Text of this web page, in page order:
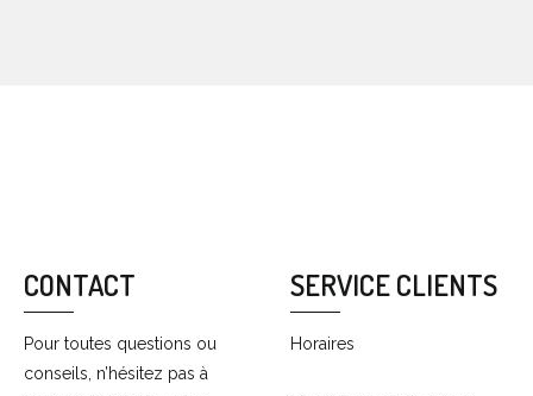
CONTACT
Pour toutes questions ou
conseils, n’hésitez pas à
SERVICE CLIENTS
Horaires